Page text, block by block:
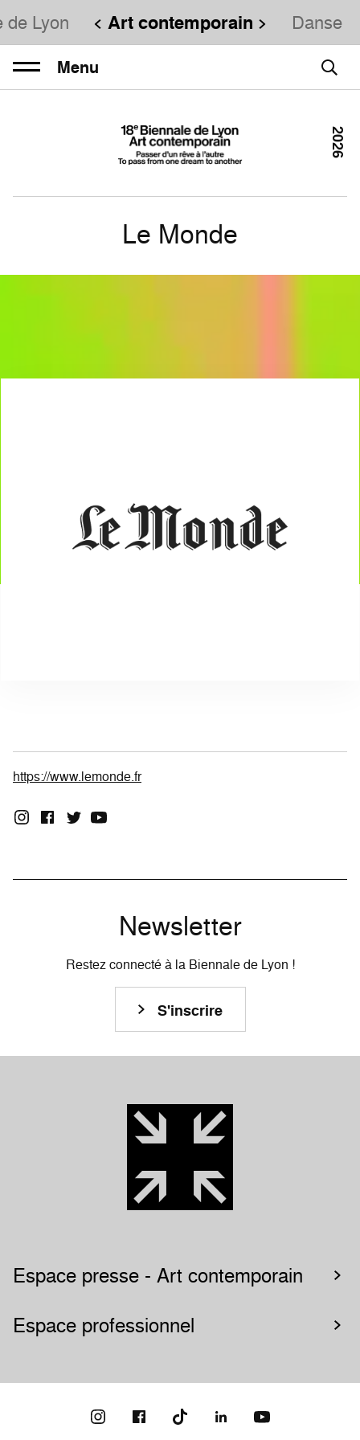
de Lyon Art contemporain Danse
Menu
Le Monde
2026
https://www.lemonde.fr
Newsletter
Restez connecté à la Biennale de Lyon !
S'inscrire
Espace presse - Art contemporain
Espace professionnel